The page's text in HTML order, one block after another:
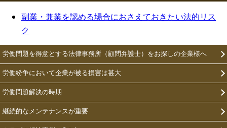
副業・兼業を認める場合におさえておきたい法的リス
ク
労働問題を得意とする法律事務所（顧問弁護士）をお探しの企業様へ
労働紛争において企業が被る損害は甚大
労働問題解決の時期
継続的なメンテナンスが重要